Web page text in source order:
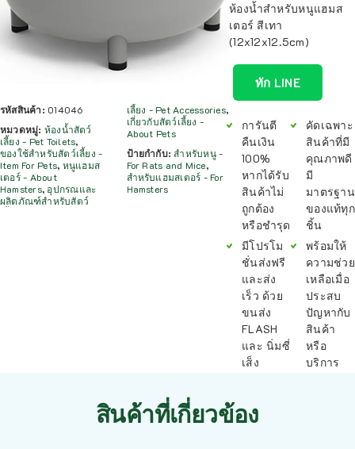
รหัสสินค้า: 014046
หมวดหมู่: ห้องน้ำสัตว์
เลี้ยง - Pet Toilets,
ของใช้สำหรับสัตว์เลี้ยง -
Item For Pets, หนูแฮมส
เตอร์ - About
Hamsters, อุปกรณและ
ผลิตภัณฑ์สำหรับสัตว์
เลี้ยง - Pet Accessories,
เกี่ยวกับสัตว์เลี้ยง -
About Pets
ป้ายกำกับ:สำหรับหนู -
For Rats and Mice,
สำหรับแฮมสเตอร์ - For
Hamsters
ห้องน้ำสำหรับหนูแฮมส
เตอร์ สีเทา
(12x12x12.5cm)
ทัก LINE
การันตี
คืนเงิน
100%
หากได้รับ
สินค้าไม่
ถูกต้อง
หรือชำรุด
มีโปรโม
ชั่นส่งฟรี
และส่ง
เร็ว ด้วย
ขนส่ง
FLASH
และ นิ่มซี่
เส็ง
คัดเฉพาะ
สินค้าที่มี
คุณภาพดี
มี
มาตรฐาน
ของแท้ทุก
ชิ้น
พร้อมให้
ความช่วย
เหลือเมื่อ
ประสบ
ปัญหากับ
สินค้า
หรือ
บริการ
สินค้าที่เกี่ยวข้อง